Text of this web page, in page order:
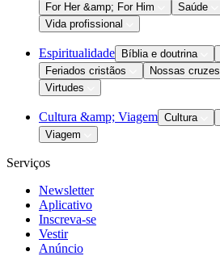
For Her &amp; For Him
Saúde
Vida profissional
Espiritualidade Bíblia e doutrina
Feriados cristãos
Nossas cruzes
Virtudes
Cultura &amp; Viagem Cultura
Viagem
Serviços
Newsletter
Aplicativo
Inscreva-se
Vestir
Anúncio